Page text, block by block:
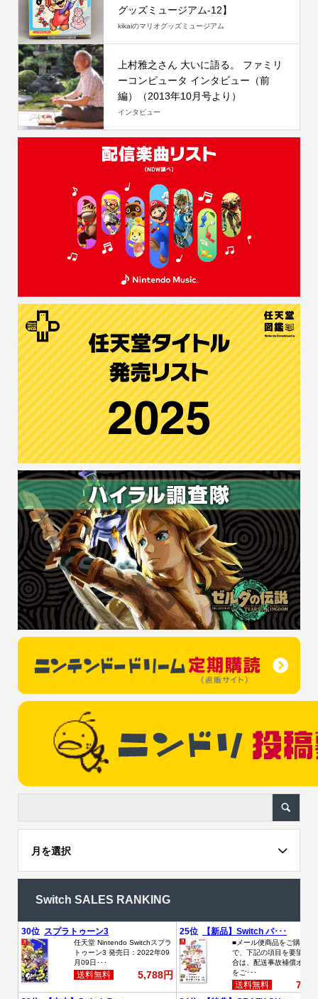
グッズミュージアム-12】
kikaiのマリオグッズミュージアム
上村雅之さん 大いに語る。 ファミリ
ーコンピュータ インタビュー（前
編）（2013年10月号より）
インタビュー
月を選択
Switch SALES RANKING